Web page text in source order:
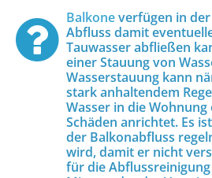
Balkoneverfügen in
Abfluss damit
Tauwasser abfließen
einer Stauung von
Wasserstauung kann
stark anhaltendem
Wasser in die
Schäden anrichtet. Es
der Balkonabfluss
wird, damit er nicht
für die